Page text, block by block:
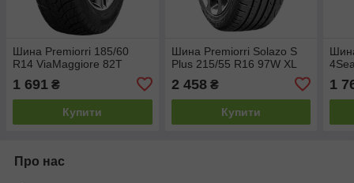
Шина Premiorri 185/60
R14 ViaMaggiore 82T
1 691 ₴
Купити
Шина Premiorri Solazo S
Plus 215/55 R16 97W XL
2 458₴
Купити
1
Про нас